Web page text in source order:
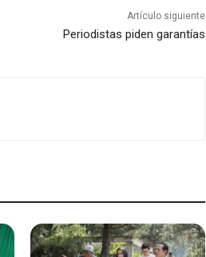
Artículo siguiente
Periodistas piden garantías